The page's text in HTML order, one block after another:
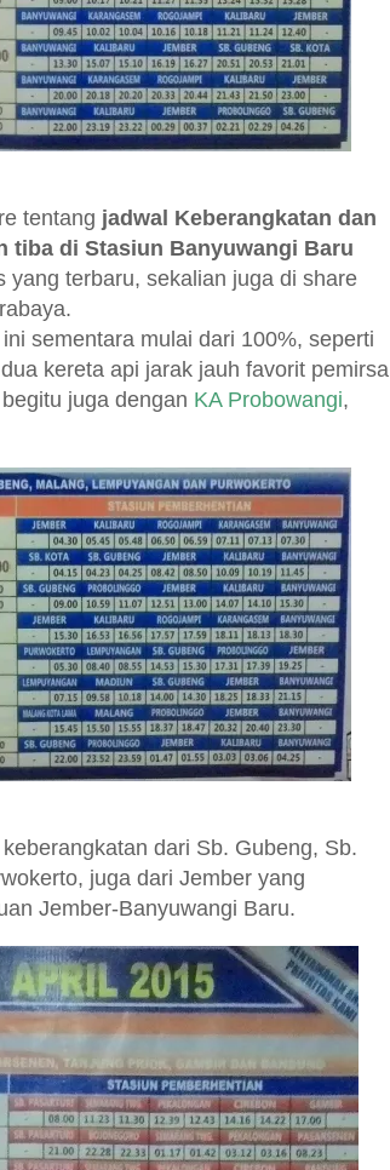
tentang jadwal Keberangkatan dan
tiba di Stasiun Banyuwangi Baru
yang terbaru, sekalian juga di share
sementara mulai dari 100%, seperti
kereta api jarak jauh favorit pemirsa
juga dengan KA Probowangi,
dari Sb. Gubeng, Sb.
juga dari Jember yang
Jember-Banyuwangi Baru.